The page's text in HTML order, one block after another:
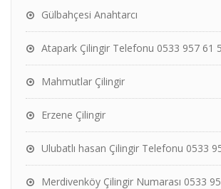
Gülbahçesi Anahtarcı
Atapark Çilingir Telefonu 0533 957 61
Mahmutlar Çilingir
Erzene Çilingir
Ulubatlı hasan Çilingir Telefonu 0533
Merdivenköy Çilingir Numarası 0533